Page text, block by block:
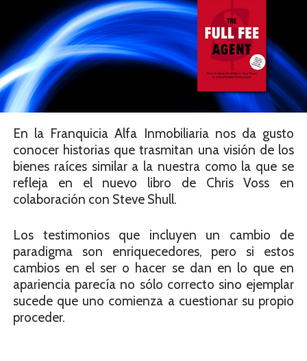
En la Franquicia Alfa Inmobiliaria nos da gusto
conocer historias que trasmitan una visión de los
bienes raíces similar a la nuestra como la que se
refleja en el nuevo libro de Chris Voss en
colaboración con Steve Shull.
Los testimonios que incluyen un cambio de
paradigma son enriquecedores, pero si estos
cambios en el ser o hacer se dan en lo que en
apariencia parecía no sólo correcto sino ejemplar
sucede que uno comienza a cuestionar su propio
proceder.